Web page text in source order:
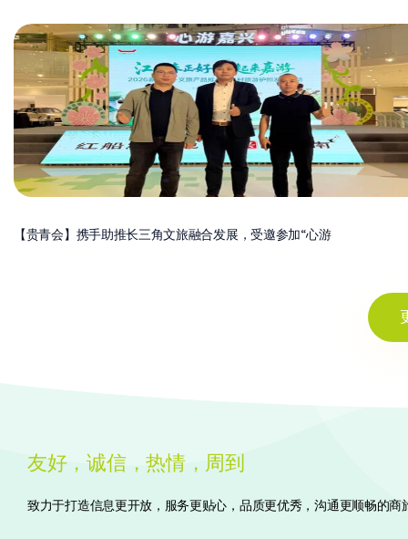
【贵青会】携手助推长三角文旅融合发展，受邀参加“心游
友好，诚信，热情，周到
致力于打造信息更开放，服务更贴心，品质更优秀，沟通更顺畅的商